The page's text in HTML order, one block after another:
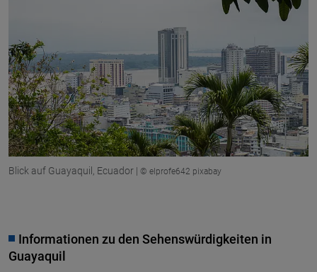
Blick auf Guayaquil, Ecuador | © elprofe642 pixabay
Informationen zu den Sehenswürdigkeiten in
Guayaquil